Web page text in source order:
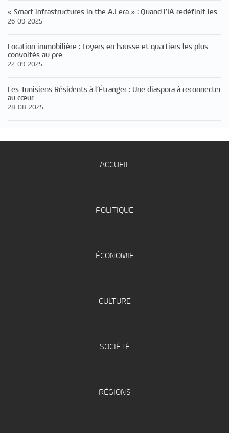
« Smart infrastructures in the A.I era » : Quand l’IA redéfinit les
26-09-2025
Location immobilière : Loyers en hausse et quartiers les plus
convoités au pre
22-09-2025
Les Tunisiens Résidents à l’Étranger : Une diaspora à reconnecter
au cœur
28-08-2025
ACCUEIL
POLITIQUE
ÉCONOMIE
CULTURE
SOCIÉTÉ
RÉGIONS